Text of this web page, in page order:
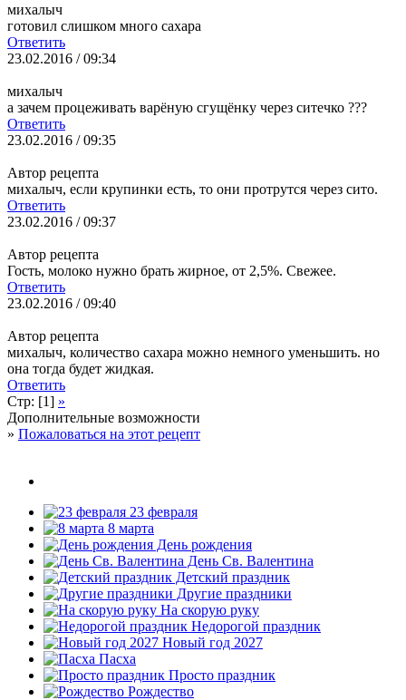
михалыч
готовил слишком много сахара
Ответить
23.02.2016 / 09:34
михалыч
а зачем процеживать варёную сгущёнку через ситечко ???
Ответить
23.02.2016 / 09:35
Автор рецепта
михалыч, если крупинки есть, то они протрутся через сито.
Ответить
23.02.2016 / 09:37
Автор рецепта
Гость, молоко нужно брать жирное, от 2,5%. Свежее.
Ответить
23.02.2016 / 09:40
Автор рецепта
михалыч, количество сахара можно немного уменьшить. но
она тогда будет жидкая.
Ответить
Стр: [1] »
Дополнительные возможности
» Пожаловаться на этот рецепт
23 февраля
8 марта
День рождения
День Св. Валентина
Детский праздник
Другие праздники
На скорую руку
Недорогой праздник
Новый год 2027
Пасха
Просто праздник
Рождество